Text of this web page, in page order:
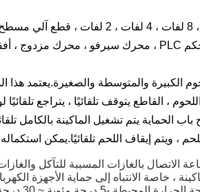
الكبيرة والمتوسطة والصغيرة.يعتمد
، القاطع يتوقف تلقائيًا ، يتراجع
باب الحماية يتم تشغيل الماكينة بالكامل
، ويتم إيقاف اللحم تلقائيًا.يمكن
الاتصال بالغازات المسببة للتآكل
، خاصة الانتباه إلى حماية الأجهزة